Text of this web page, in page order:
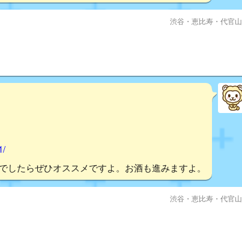
渋谷・恵比寿・代官山
たらぜひオススメですよ。お酒も進みますよ。
渋谷・恵比寿・代官山